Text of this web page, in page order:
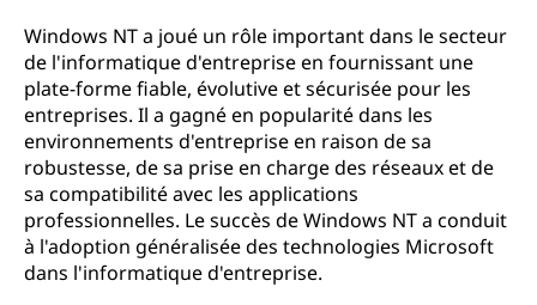
Windows NT a joué un rôle important dans le secteur
de l'informatique d'entreprise en fournissant une
plate-forme fiable, évolutive et sécurisée pour les
entreprises. Il a gagné en popularité dans les
environnements d'entreprise en raison de sa
robustesse, de sa prise en charge des réseaux et de
sa compatibilité avec les applications
professionnelles. Le succès de Windows NT a conduit
à l'adoption généralisée des technologies Microsoft
dans l'informatique d'entreprise.